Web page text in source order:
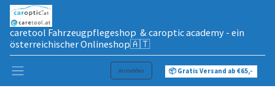
caretool Fahrzeugpflegeshop & caroptic academy - ein
österreichischer Onlineshop🇦🇹
Anmelden 📦 Gratis Versand ab €65,-